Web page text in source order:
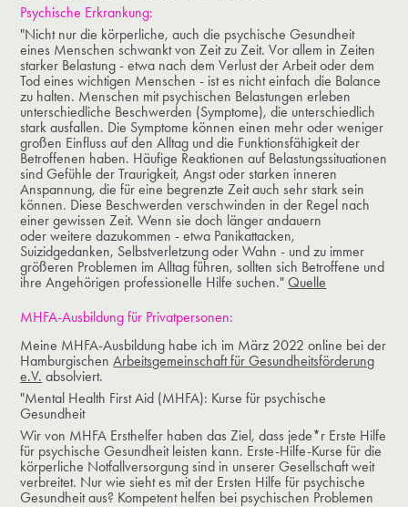
Psychische Erkrankung:
"Nicht nur die körperliche, auch die psychische Gesundheit
eines Menschen schwankt von Zeit zu Zeit. Vor allem in Zeiten
starker Belastung - etwa nach dem Verlust der Arbeit oder dem
Tod eines wichtigen Menschen - ist es nicht einfach die Balance
zu halten. Menschen mit psychischen Belastungen erleben
unterschiedliche Beschwerden (Symptome), die unterschiedlich
stark ausfallen. Die Symptome können einen mehr oder weniger
großen Einfluss auf den Alltag und die Funktionsfähigkeit der
Betroffenen haben. Häufige Reaktionen auf Belastungssituationen
sind Gefühle der Traurigkeit, Angst oder starken inneren
Anspannung, die für eine begrenzte Zeit auch sehr stark sein
können. Diese Beschwerden verschwinden in der Regel nach
einer gewissen Zeit. Wenn sie doch länger andauern
oder weitere dazukommen - etwa Panikattacken,
Suizidgedanken, Selbstverletzung oder Wahn - und zu immer
größeren Problemen im Alltag führen, sollten sich Betroffene und
ihre Angehörigen professionelle Hilfe suchen."Quelle
MHFA-Ausbildung für Privatpersonen:
Meine MHFA-Ausbildung habe ich im März 2022 online bei der
HamburgischenArbeitsgemeinschaft für Gesundheitsförderung
e.V. absolviert.​​​​​​​
"Mental Health First Aid (MHFA): Kurse für psychische
Gesundheit
Wir von MHFA Ersthelfer haben das Ziel, dass jede*r Erste Hilfe
für psychische Gesundheit leisten kann. Erste-Hilfe-Kurse für die
körperliche Notfallversorgung sind in unserer Gesellschaft weit
verbreitet. Nur wie sieht es mit der Ersten Hilfe für psychische
Gesundheit aus? Kompetent helfen bei psychischen Problemen